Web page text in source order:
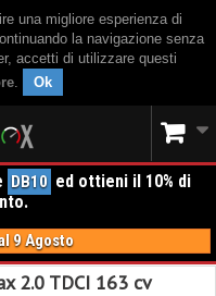
una migliore esperienza di
la navigazione senza
accetti di utilizzare questi
. Ok
DB10 ed ottieni il 10% di
9 Agosto
2.0 TDCI 163 cv